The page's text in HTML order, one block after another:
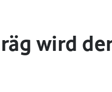
wird